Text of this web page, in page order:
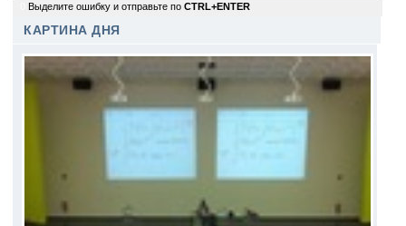
Выделите ошибку и отправьте по CTRL+ENTER
КАРТИНА ДНЯ